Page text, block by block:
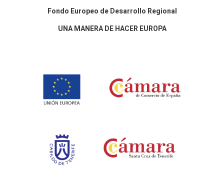
Fondo Europeo de Desarrollo Regional
UNA MANERA DE HACER EUROPA